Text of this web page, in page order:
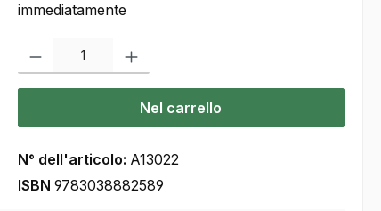
immediatamente
Nel carrello
N° dell'articolo: A13022
ISBN 9783038882589